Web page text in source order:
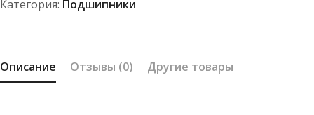
Категория: Подшипники
Описание Отзывы (0) Другие товары